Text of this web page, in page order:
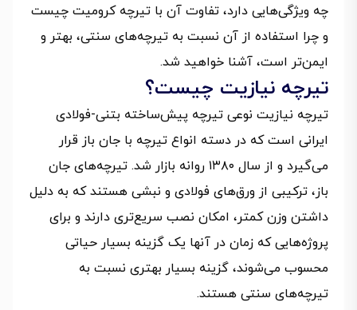
چه ویژگی‌هایی دارد، تفاوت آن با تیرچه کرومیت چیست
و چرا استفاده از آن نسبت به تیرچه‌های سنتی، بهتر و
ایمن‌تر است، آشنا خواهید شد.
تیرچه نیازیت چیست؟
تیرچه نیازیت نوعی تیرچه پیش‌ساخته بتنی-فولادی
ایرانی است که در دسته انواع تیرچه با جان باز قرار
می‌گیرد و از سال ۱۳۸۰ روانه بازار شد. تیرچه‌های جان
باز، ترکیبی از ورق‌های فولادی و نبشی هستند که به دلیل
داشتن وزن کمتر، امکان نصب سریع‌تری دارند و برای
پروژه‌هایی که زمان در آنها یک گزینه بسیار حیاتی
محسوب می‌شوند، گزینه بسیار بهتری نسبت به
تیرچه‌های سنتی هستند.